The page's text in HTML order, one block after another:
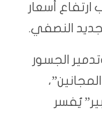
أسعار
النصفي.
الجسور
يُفسر